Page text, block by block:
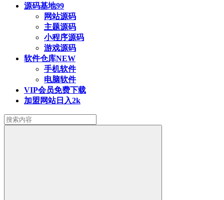
源码基地99
网站源码
主题源码
小程序源码
游戏源码
软件仓库NEW
手机软件
电脑软件
VIP会员免费下载
加盟网站日入2k